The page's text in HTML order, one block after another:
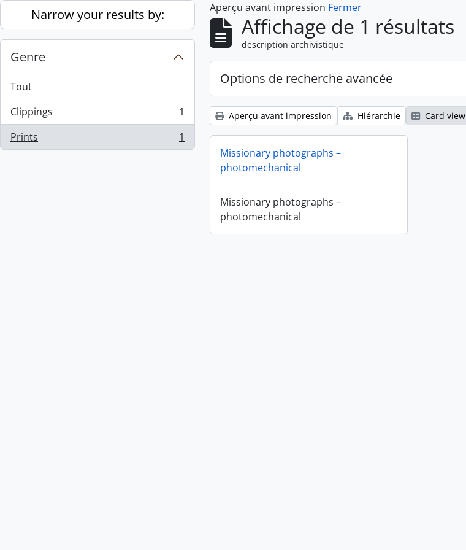
Skip to main content
Narrow your results by:
Genre
Tout
Clippings
, 1 résultats
1
Prints
, 1 résultats 1
Aperçu avant impression Fermer
Affichage de 1 résultats
description archivistique
Options de recherche avancée
Aperçu avant impression Hiérarchie Card view
Missionary photographs –
photomechanical
Missionary photographs –
photomechanical